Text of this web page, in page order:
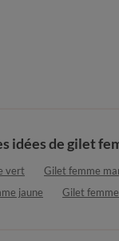
idées de gilet
vert Gilet femme
jaune Gilet